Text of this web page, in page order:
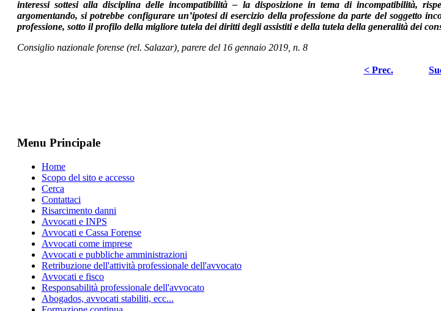
interessi sottesi alla disciplina delle incompatibilità – la disposizione in tema di incompatibilità,
argomentando, si potrebbe configurare un’ipotesi di esercizio della professione da parte del soggetto
professione, sotto il profilo della migliore tutela dei diritti degli assistiti e della tutela della generalità dei
Consiglio nazionale forense (rel. Salazar), parere del 16 gennaio 2019, n. 8
< Prec.
Menu Principale
Home
Scopo del sito e accesso
Cerca
Contattaci
Risarcimento danni
Avvocati e INPS
Avvocati e Cassa Forense
Avvocati come imprese
Avvocati e pubbliche amministrazioni
Retribuzione dell'attività professionale dell'avvocato
Avvocati e fisco
Responsabilità professionale dell'avvocato
Abogados, avvocati stabiliti, ecc...